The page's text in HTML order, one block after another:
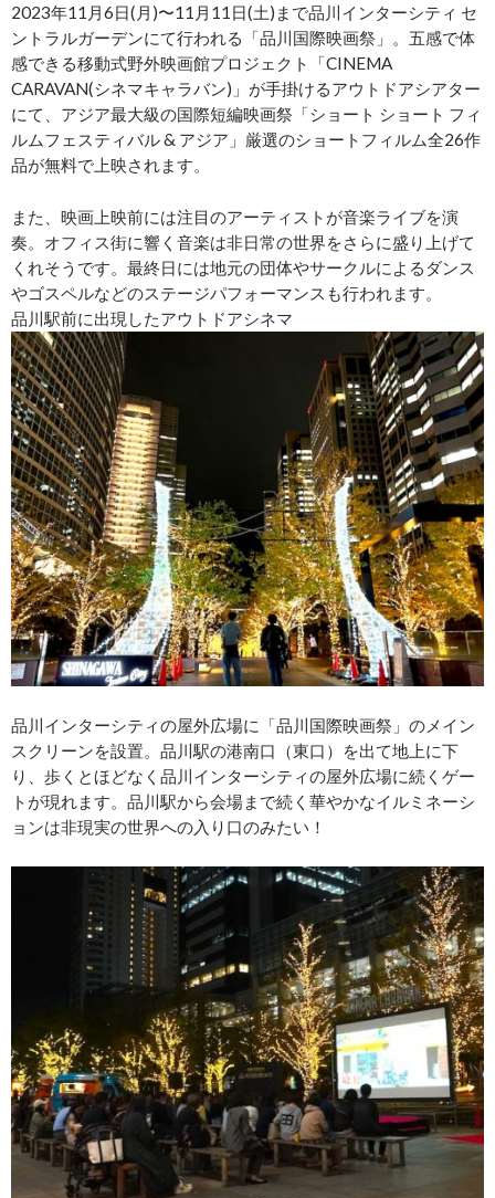
2023年11月6日(月)〜11月11日(土)まで品川インターシティ セ
ントラルガーデンにて行われる「品川国際映画祭」。五感で体
感できる移動式野外映画館プロジェクト「CINEMA
CARAVAN(シネマキャラバン)」が手掛けるアウトドアシアター
にて、アジア最大級の国際短編映画祭「ショート ショート フィ
ルムフェスティバル & アジア」厳選のショートフィルム全26作
品が無料で上映されます。
また、映画上映前には注目のアーティストが音楽ライブを演
奏。オフィス街に響く音楽は非日常の世界をさらに盛り上げて
くれそうです。最終日には地元の団体やサークルによるダンス
やゴスペルなどのステージパフォーマンスも行われます。
品川駅前に出現したアウトドアシネマ
品川インターシティの屋外広場に「品川国際映画祭」のメイン
スクリーンを設置。品川駅の港南口（東口）を出て地上に下
り、歩くとほどなく品川インターシティの屋外広場に続くゲー
トが現れます。品川駅から会場まで続く華やかなイルミネーシ
ョンは非現実の世界への入り口のみたい！